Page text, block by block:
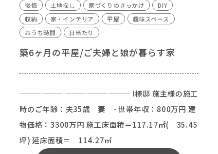
後悔
土地探し 家づくりのきっかけ
DIY
収納
家・インテリア 平屋
趣味スペース
おうち時間
日当たり
築6ヶ月の平屋/ご夫婦と娘が暮らす家
——————————————— I様邸 施主様の施工
時のご年齢：夫35歳 妻 - 世帯年収：800万円 建
物価格：3300万円 施工床面積＝117.17㎡( 35.45
坪) 延床面積＝ 114.27㎡